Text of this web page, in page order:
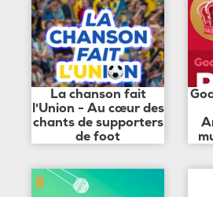
La chanson fait
l'Union - Au cœur des
chants de supporters
de foot